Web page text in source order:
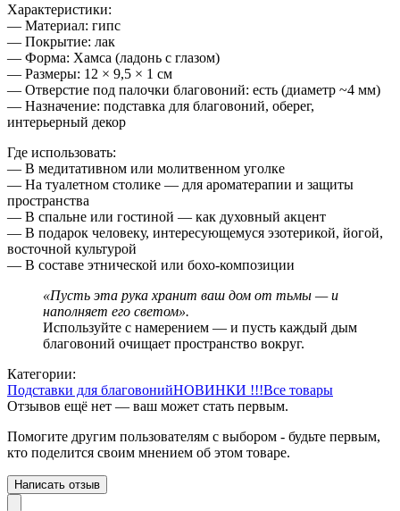
Характеристики:
— Материал: гипс
— Покрытие: лак
— Форма: Хамса (ладонь с глазом)
— Размеры: 12 × 9,5 × 1 см
— Отверстие под палочки благовоний: есть (диаметр ~4 мм)
— Назначение: подставка для благовоний, оберег,
интерьерный декор
Где использовать:
— В медитативном или молитвенном уголке
— На туалетном столике — для ароматерапии и защиты
пространства
— В спальне или гостиной — как духовный акцент
— В подарок человеку, интересующемуся эзотерикой, йогой,
восточной культурой
— В составе этнической или бохо-композиции
«Пусть эта рука хранит ваш дом от тьмы — и
наполняет его светом».
Используйте с намерением — и пусть каждый дым
благовоний очищает пространство вокруг.
Категории:
Подставки для благовонийНОВИНКИ !!!Все товары
Отзывов ещё нет — ваш может стать первым.
Помогите другим пользователям с выбором - будьте первым,
кто поделится своим мнением об этом товаре.
Написать отзыв